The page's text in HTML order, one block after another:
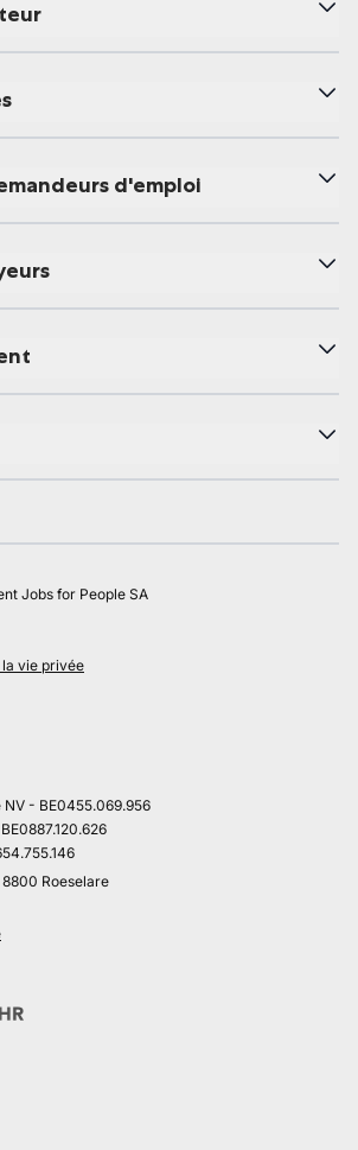
d'emploi
Jobs for People SA
vie privée
- BE0455.069.956
Roeselare